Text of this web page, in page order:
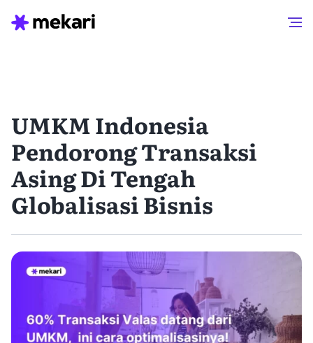
UMKM Indonesia
Pendorong Transaksi
Asing Di Tengah
Globalisasi Bisnis